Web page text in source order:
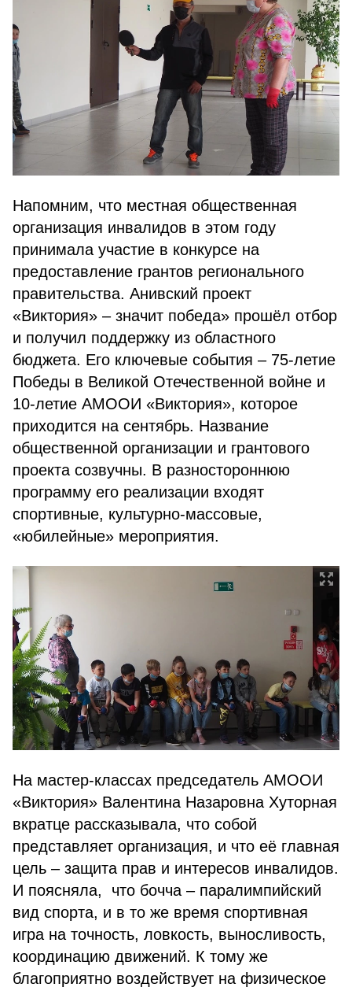
Напомним, что местная общественная
организация инвалидов в этом году
принимала участие в конкурсе на
предоставление грантов регионального
правительства. Анивский проект
«Виктория» – значит победа» прошёл отбор
и получил поддержку из областного
бюджета. Его ключевые события – 75-летие
Победы в Великой Отечественной войне и
10-летие АМООИ «Виктория», которое
приходится на сентябрь. Название
общественной организации и грантового
проекта созвучны. В разностороннюю
программу его реализации входят
спортивные, культурно-массовые,
«юбилейные» мероприятия.
На мастер-классах председатель АМООИ
«Виктория» Валентина Назаровна Хуторная
вкратце рассказывала, что собой
представляет организация, и что её главная
цель – защита прав и интересов инвалидов.
И поясняла, что бочча – паралимпийский
вид спорта, и в то же время спортивная
игра на точность, ловкость, выносливость,
координацию движений. К тому же
благоприятно воздействует на физическое